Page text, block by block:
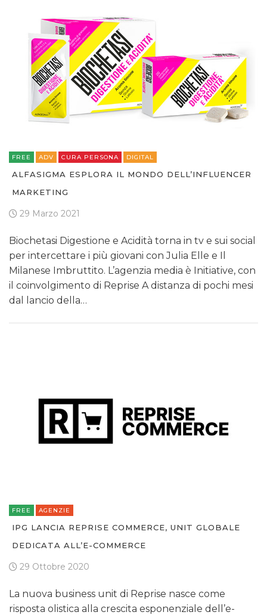
FREE ADV CURA PERSONA DIGITAL
ALFASIGMA ESPLORA IL MONDO DELL’INFLUENCER
MARKETING
29 Marzo 2021
Biochetasi Digestione e Acidità torna in tv e sui social
per intercettare i più giovani con Julia Elle e Il
Milanese Imbruttito. L’agenzia media è Initiative, con
il coinvolgimento di Reprise A distanza di pochi mesi
dal lancio della…
FREE AGENZIE
IPG LANCIA REPRISE COMMERCE, UNIT GLOBALE
DEDICATA ALL’E-COMMERCE
29 Ottobre 2020
La nuova business unit di Reprise nasce come
risposta olistica alla crescita esponenziale dell’e-